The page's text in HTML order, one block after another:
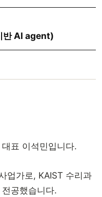
반 AI agent)
표 이석민입니다.
업가로, KAIST 수리과
공했습니다.